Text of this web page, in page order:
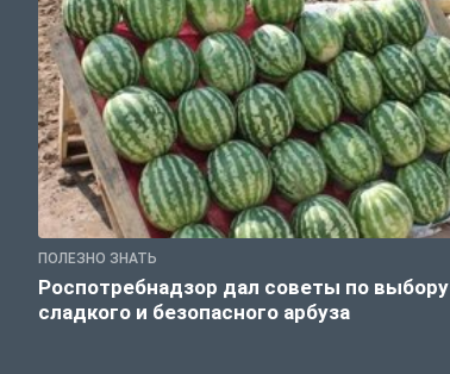
ПОЛЕЗНО ЗНАТЬ
Роспотребнадзор дал советы по выбору
сладкого и безопасного арбуза